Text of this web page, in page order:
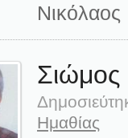
Νικόλαος
Σιώμος
Ημαθίας